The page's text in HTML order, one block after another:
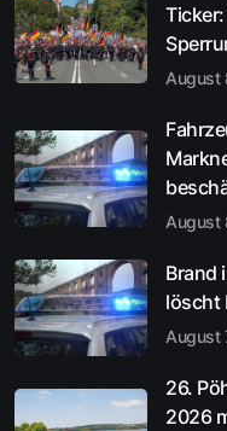
August
August
Brand
löscht
August
26.
2026